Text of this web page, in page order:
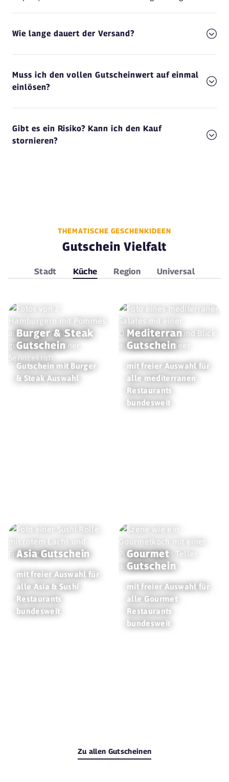
Wie lange dauert der Versand?
Muss ich den vollen Gutscheinwert auf einmal
einlösen?
Gibt es ein Risiko? Kann ich den Kauf
stornieren?
THEMATISCHE GESCHENKIDEEN
Gutschein Vielfalt
Stadt Küche Region Universal
Burger & Steak
Gutschein
Gutschein mit Burger
& Steak Auswahl
Mediterran
Gutschein
mit freier Auswahl für
alle mediterranen
Restaurants
bundesweit
Asia Gutschein
mit freier Auswahl für
alle Asia & Sushi
Restaurants
bundesweit
Gourmet
Gutschein
mit freier Auswahl für
alle Gourmet
Restaurants
bundesweit
Zu allen Gutscheinen